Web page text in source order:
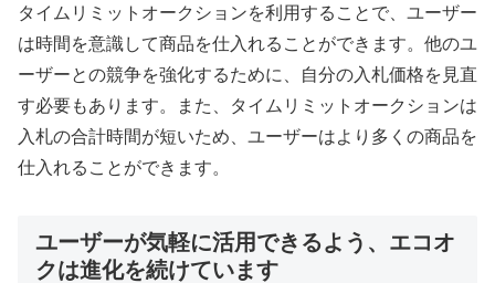
タイムリミットオークションを利用することで、ユーザー
は時間を意識して商品を仕入れることができます。他のユ
ーザーとの競争を強化するために、自分の入札価格を見直
す必要もあります。また、タイムリミットオークションは
入札の合計時間が短いため、ユーザーはより多くの商品を
仕入れることができます。
ユーザーが気軽に活用できるよう、エコオ
クは進化を続けています